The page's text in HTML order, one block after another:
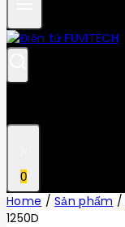
0
Home / Sản phẩm /
1250D